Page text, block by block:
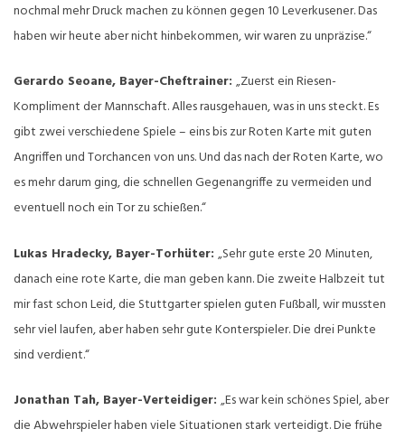
nochmal mehr Druck machen zu können gegen 10 Leverkusener. Das
haben wir heute aber nicht hinbekommen, wir waren zu unpräzise.“
Gerardo Seoane, Bayer-Cheftrainer: „Zuerst ein Riesen-
Kompliment der Mannschaft. Alles rausgehauen, was in uns steckt. Es
gibt zwei verschiedene Spiele – eins bis zur Roten Karte mit guten
Angriffen und Torchancen von uns. Und das nach der Roten Karte, wo
es mehr darum ging, die schnellen Gegenangriffe zu vermeiden und
eventuell noch ein Tor zu schießen.“
Lukas Hradecky, Bayer-Torhüter: „Sehr gute erste 20 Minuten,
danach eine rote Karte, die man geben kann. Die zweite Halbzeit tut
mir fast schon Leid, die Stuttgarter spielen guten Fußball, wir mussten
sehr viel laufen, aber haben sehr gute Konterspieler. Die drei Punkte
sind verdient.“
Jonathan Tah, Bayer-Verteidiger: „Es war kein schönes Spiel, aber
die Abwehrspieler haben viele Situationen stark verteidigt. Die frühe